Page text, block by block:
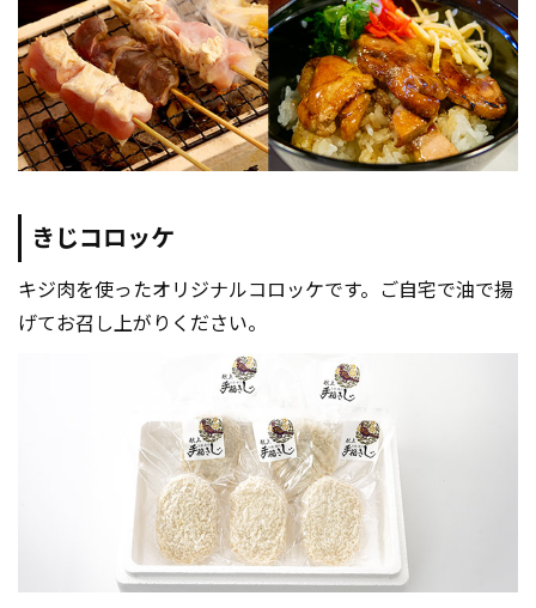
きじコロッケ
キジ肉を使ったオリジナルコロッケです。ご自宅で油で揚
げてお召し上がりください。